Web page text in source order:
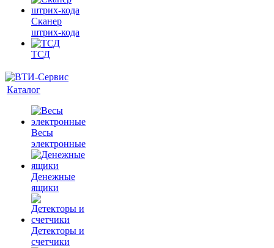
Сканер
штрих-кода
ТСД
Каталог
Весы
электронные
Денежные
ящики
Детекторы и
счетчики